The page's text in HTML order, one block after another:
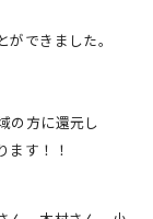
できました。
の方に還元し
ます！！